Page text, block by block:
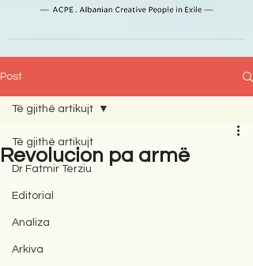
Post
Të gjithë artikujt
Dr Fatmir Terziu
Editorial
Analiza
Arkiva
Të gjithë artikujt
Revolucion pa armë